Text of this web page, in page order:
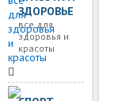
ЗДОРОВЬЕ
все для
здоровья и
красоты